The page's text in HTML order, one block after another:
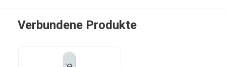
Verbundene Produkte